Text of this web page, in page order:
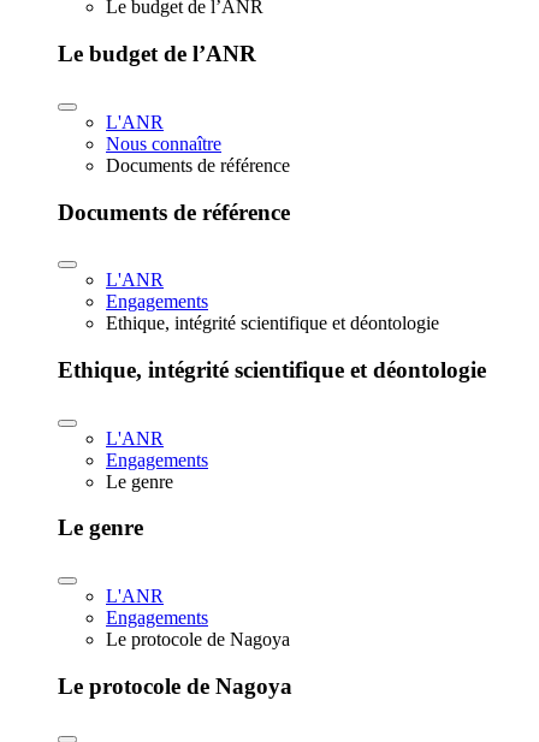
Le budget de l’ANR
Le budget de l’ANR
L'ANR
Nous connaître
Documents de référence
Documents de référence
L'ANR
Engagements
Ethique, intégrité scientifique et déontologie
Ethique, intégrité scientifique et déontologie
L'ANR
Engagements
Le genre
Le genre
L'ANR
Engagements
Le protocole de Nagoya
Le protocole de Nagoya